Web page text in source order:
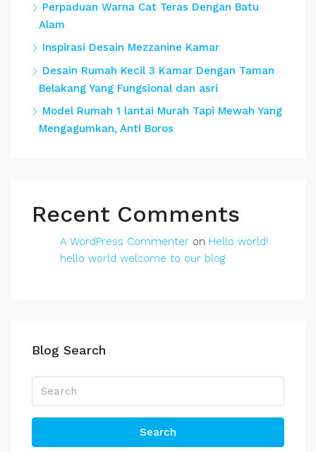
Perpaduan Warna Cat Teras Dengan Batu
Alam
Inspirasi Desain Mezzanine Kamar
Desain Rumah Kecil 3 Kamar Dengan Taman
Belakang Yang Fungsional dan asri
Model Rumah 1 lantai Murah Tapi Mewah Yang
Mengagumkan, Anti Boros
Recent Comments
A WordPress Commenter on Hello world!
hello world welcome to our blog
Blog Search
Search